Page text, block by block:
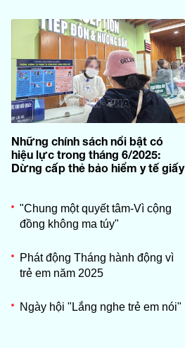
Những chính sách nổi bật có
hiệu lực trong tháng 6/2025:
Dừng cấp thẻ bảo hiểm y tế giấy
"Chung một quyết tâm-Vì cộng
đồng không ma túy"
Phát động Tháng hành động vì
trẻ em năm 2025
Ngày hội "Lắng nghe trẻ em nói"